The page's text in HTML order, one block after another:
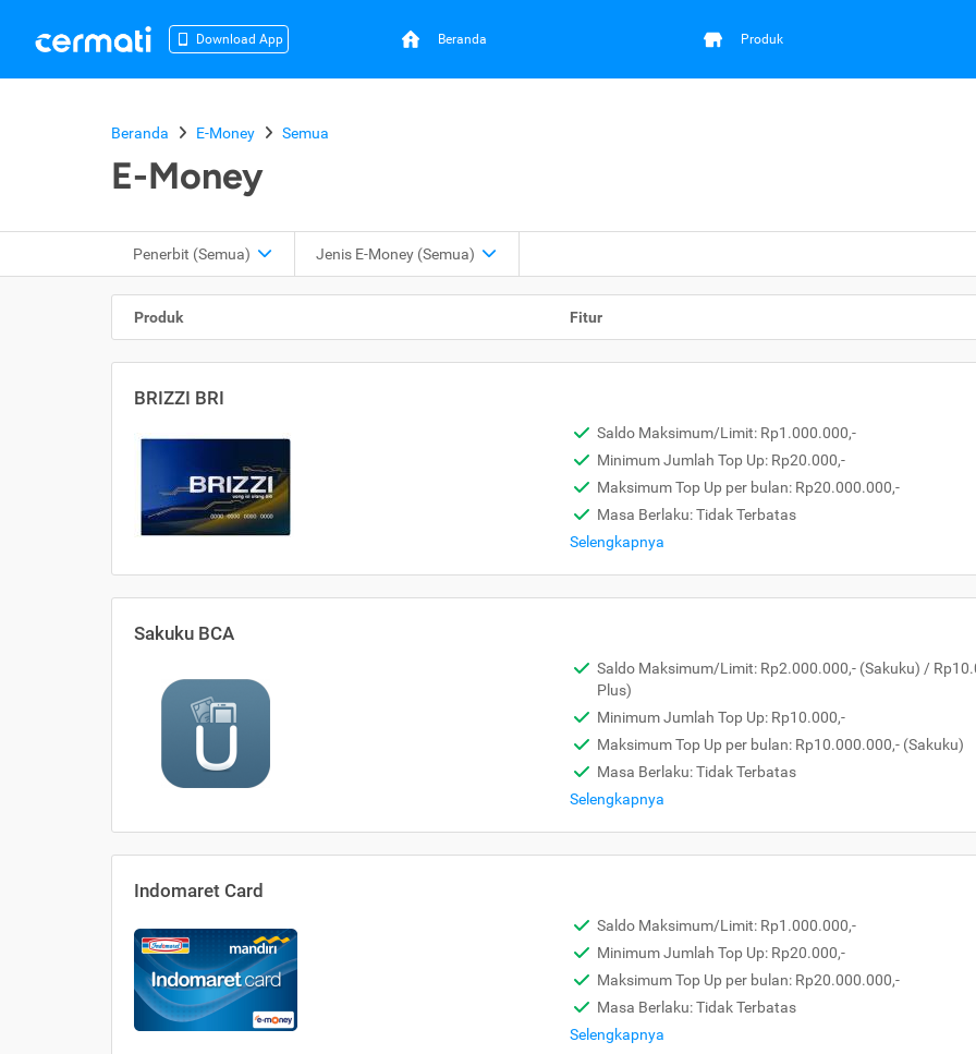
Download App Beranda Produk
Beranda E-Money Semua
E-Money
Penerbit (Semua) Jenis E-Money (Semua)
Produk Fitur
BRIZZI BRI
Saldo Maksimum/Limit: Rp1.000.000,-
Minimum Jumlah Top Up: Rp20.000,-
Maksimum Top Up per bulan: Rp20.000.000,-
Masa Berlaku: Tidak Terbatas
Selengkapnya
Sakuku BCA
Saldo Maksimum/Limit: Rp2.000.000,- (Sakuku) /
Plus)
Minimum Jumlah Top Up: Rp10.000,-
Maksimum Top Up per bulan: Rp10.000.000,- (Sakuku)
Masa Berlaku: Tidak Terbatas
Selengkapnya
Indomaret Card
Saldo Maksimum/Limit: Rp1.000.000,-
Minimum Jumlah Top Up: Rp20.000,-
Maksimum Top Up per bulan: Rp20.000.000,-
Masa Berlaku: Tidak Terbatas
Selengkapnya